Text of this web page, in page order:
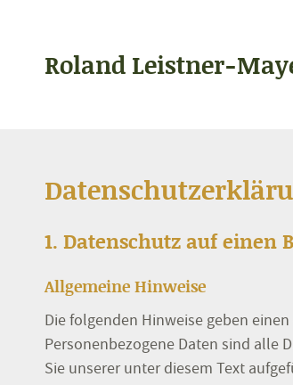
Roland Leistner-
1. Datenschutz auf einen
Allgemeine Hinweise
Die folgenden Hinweise geben
Personenbezogene Daten sind alle
Sie unserer unter diesem Text